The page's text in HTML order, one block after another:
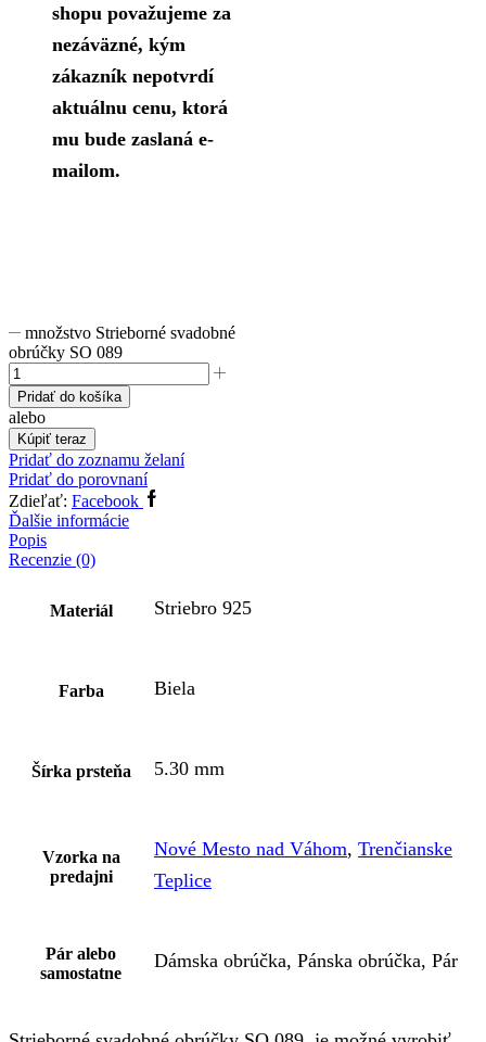
shopu považujeme za
nezáväzné, kým
zákazník nepotvrdí
aktuálnu cenu, ktorá
mu bude zaslaná e-
mailom.
množstvo Strieborné svadobné
obrúčky SO 089
Pridať do košíka
alebo
Kúpiť teraz
Pridať do zoznamu želaní
Pridať do porovnaní
Zdieľať: Facebook
Ďalšie informácie
Popis
Recenzie (0)
Materiál Striebro 925
Farba Biela
Šírka prsteňa 5.30 mm
Vzorka na
predajni
Nové Mesto nad Váhom, Trenčianske
Teplice
Pár alebo
samostatne
Dámska obrúčka, Pánska obrúčka, Pár